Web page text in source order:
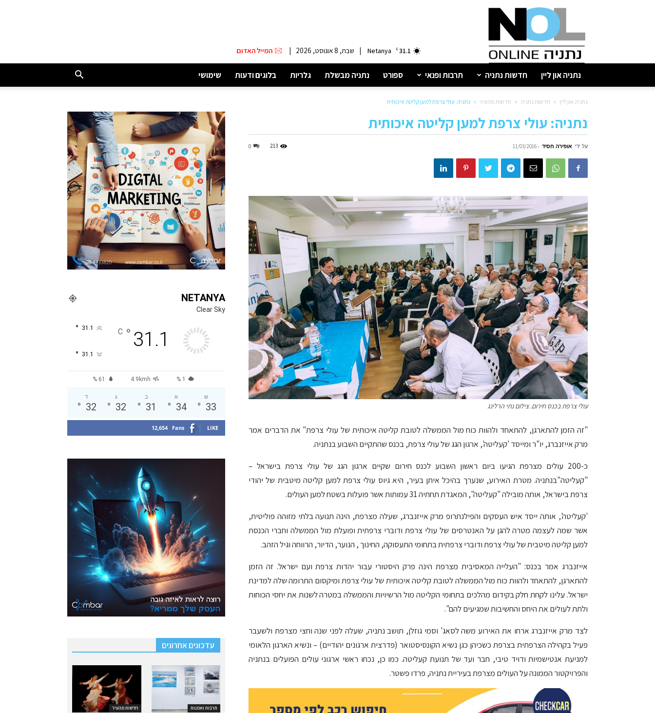
נתניה
31.1
C
Netanya
| שבת, 8 אוגוסט, 2026 | המייל האדום
נתניה און ליין חדשות נתניה תרבות ופנאי ספורט נתניה מבשלת גלריות בלוגים ודעות שימושי
נתניה און ליין חדשות נתניה חדשות מהעיר נתניה: עולי צרפת למען קליטה איכותית
נתניה: עולי צרפת למען קליטה איכותית
על ידי אופירה חסיד -
11/03/2016
0 213
עולי צרפת בכנס חירום. צילום נתי הרלינג
"זה הזמן להתארגן, להתאחד ולהוות כוח מול הממשלה לטובת קליטה איכותית של עולי צרפת" את הדברים אמר
מרק אייזנברג, יו"ר ומייסד 'קעליטה', ארגון הגג של עולי צרפת, בכנס שהתקיים השבוע בנתניה.
כ-200 עולים מצרפת הגיעו ביום ראשון השבוע לכנס חירום שקיים ארגון הגג של עולי צרפת בישראל –
"קעליטה"בנתניה. מטרת האירוע, שנערך בהיכל איתן בעיר, היא גיוס עולי צרפת למען קליטה מיטבית של יהודי
צרפת בישראל, אותה מובילה "קעליטה", המאגדת תחתיה 31 עמותות אשר פועלות בשטח למען העולים.
'קעליטה', אותה ייסד איש העסקים והפילנתרופ מרק אייזנברג, שעלה מצרפת, הינה תנועה בלתי מזוהה פוליטית,
אשר שמה לעצמה מטרה להגן על האנטרסים של עולי צרפת ודוברי צרפתית ופועלת מול הממשלה וחברי הכנסת
למען קליטה מיטבית של עולי צרפת ודוברי צרפתית בתחומי התעסוקה, החינוך , הנוער, הדיור, הרווחה וגיל הזהב.
אייזנברג אמר בכנס: "העלייה המאסיבית מצרפת הינה פרק היסטורי עבור יהדות צרפת ועם ישראל. זה הזמן
להתארגן, להתאחד ולהוות כוח מול הממשלה לטובת קליטה איכותית של עולי צרפת ומיקסום התרומה שלה למדינת
ישראל. עלינו לקחת חלק בקידום מהלכים בתחומי הקליטה מול הרשיויות והממשלה במטרה לשנות את יחסי הכוחות
ולתת לעולים את היחס והחשיבות שמגיעים להם".
לצד מרק אייזנברג ארחו את האירוע משה לסאג' וסמי גוזלן, תושב נתניה, שעלה לפני שנה וחצי מצרפת ולשעבר
פעיל בקהילה הצרפתית בצרפת כשכיהן כגן נשיא הקונסיסטואר (פדרצית ארגונים יהודיים) – ונשיא הארגון הלאומי
למניעת אנטישמיות ודויד טיבי, חבר ועד של תנועת קעליטה. כמו כן, נכחו ראשי ארגוני עולים הפועלים בנתניה
והפרויקטור הממונה על העולים מצרפת בעיריית נתניה, פרדו פשטר.
NETANYA
Clear Sky
31.1
°
C
31.1
°
31.1
°
61 % 4.9kmh 1 %
ש
33
°
א
34
°
ב
31
°
ג
32
°
ד
32
°
12,654 Fans LIKE
עדכונים אחרונים
חדשות מהעיר תרבות ואמנות